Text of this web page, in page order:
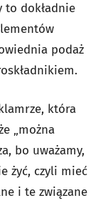
to dokładnie
podaż
która
„można
bo uważamy,
żyć, czyli mieć
i te związane